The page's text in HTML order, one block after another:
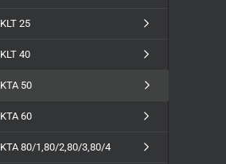
KLT 25
KLT 40
KTA 50
KTA 60
KTA 80/1,80/2,80/3,80/4